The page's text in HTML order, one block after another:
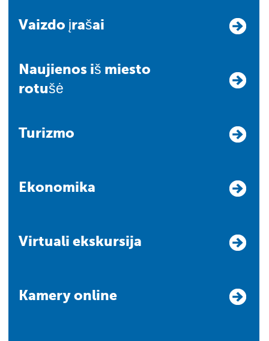
Vaizdo įrašai
Naujienos iš miesto
rotušė
Turizmo
Ekonomika
Virtuali ekskursija
Kamery online